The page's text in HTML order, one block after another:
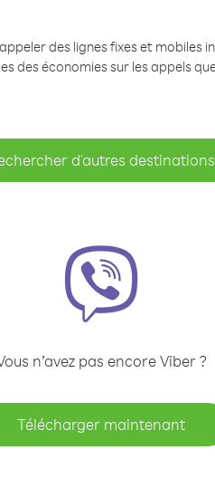
des lignes fixes et mobiles
des économies sur les appels
d'autres destinations
n’avez pas encore Viber ?
Télécharger maintenant